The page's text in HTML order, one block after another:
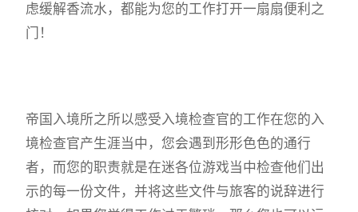
虑缓解香流水，都能为您的工作打开一扇扇便利之
门！
帝国入境所之所以感受入境检查官的工作在您的入
境检查官产生涯当中，您会遇到形形色色的通行
者，而您的职责就是在迷各位游戏当中检查他们出
示的每一份文件，并将这些文件与旅客的说辞进行